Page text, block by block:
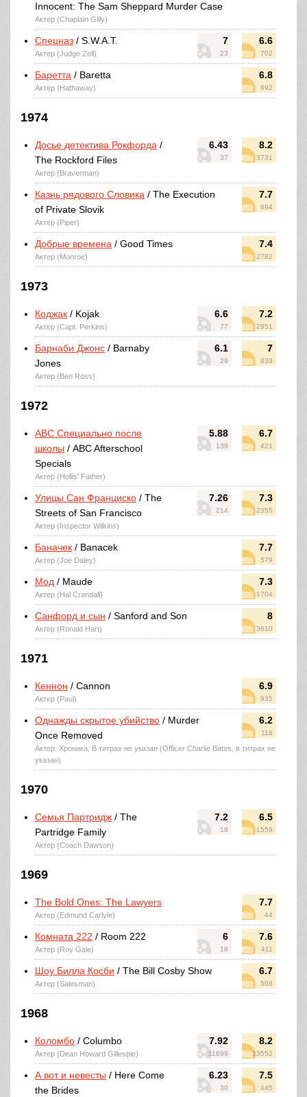
Innocent: The Sam Sheppard Murder Case
Актер (Chaplain Gilly)
7
23
6.6
702
Спецназ / S.W.A.T.
Актер (Judge Zell)
6.8
692
Баретта / Baretta
Актер (Hathaway)
1974
6.43
37
8.2
3731
Досье детектива Рокфорда /
The Rockford Files
Актер (Braverman)
7.7
694
Казнь рядового Словика / The Execution
of Private Slovik
Актер (Piper)
7.4
2782
Добрые времена / Good Times
Актер (Monroe)
1973
6.6
77
7.2
2851
Коджак / Kojak
Актер (Capt. Perkins)
6.1
29
7
839
Барнаби Джонс / Barnaby
Jones
Актер (Ben Ross)
1972
5.88
139
6.7
421
ABC Специально после
школы / ABC Afterschool
Specials
Актер (Hollis' Father)
7.26
214
7.3
2355
Улицы Сан Франциско / The
Streets of San Francisco
Актер (Inspector Wilkins)
7.7
579
Баначек / Banacek
Актер (Joe Daley)
7.3
1704
Мод / Maude
Актер (Hal Crandall)
8
3610
Санфорд и сын / Sanford and Son
Актер (Ronald Hart)
1971
6.9
935
Кеннон / Cannon
Актер (Paul)
6.2
116
Однажды скрытое убийство / Murder
Once Removed
Актер: Хроника, В титрах не указан (Officer Charlie Bates, в титрах не
указан)
1970
7.2
19
6.5
1559
Семья Партридж / The
Partridge Family
Актер (Coach Dawson)
1969
7.7
44
The Bold Ones: The Lawyers
Актер (Edmund Carlyle)
6
18
7.6
411
Комната 222 / Room 222
Актер (Roy Gale)
6.7
508
Шоу Билла Косби / The Bill Cosby Show
Актер (Salesman)
1968
7.92
11699
8.2
13552
Коломбо / Columbo
Актер (Dean Howard Gillespie)
6.23
30
7.5
445
А вот и невесты / Here Come
the Brides